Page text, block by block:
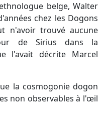
belge, Walter
chez les Dogons
n'avoir trouvé aucune
de Sirius dans la
l'avait décrite Marcel
la cosmogonie dogon
non observables à l'œil